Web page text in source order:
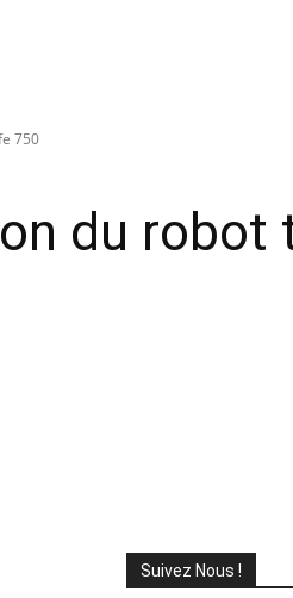
750
du robot
Suivez Nous !